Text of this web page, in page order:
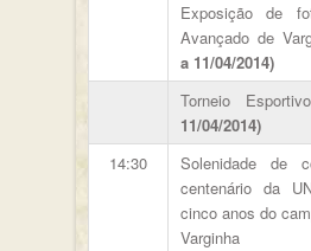
Exposição de
Avançado de
a 11/04/2014)
Torneio
11/04/2014)
14:30
Solenidade de
centenário da
cinco anos do
Varginha